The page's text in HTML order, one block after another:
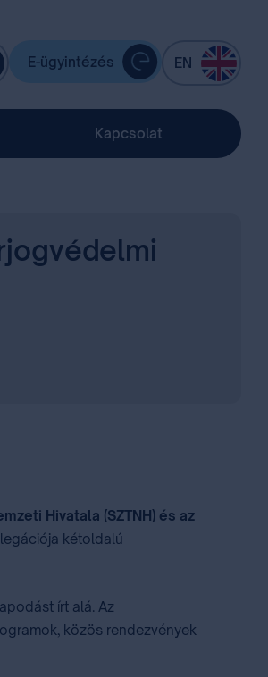
E-ügyintézés EN
Kapcsolat
Hivatala (SZTNH) és az
kétoldalú
írt alá. Az
közös rendezvények